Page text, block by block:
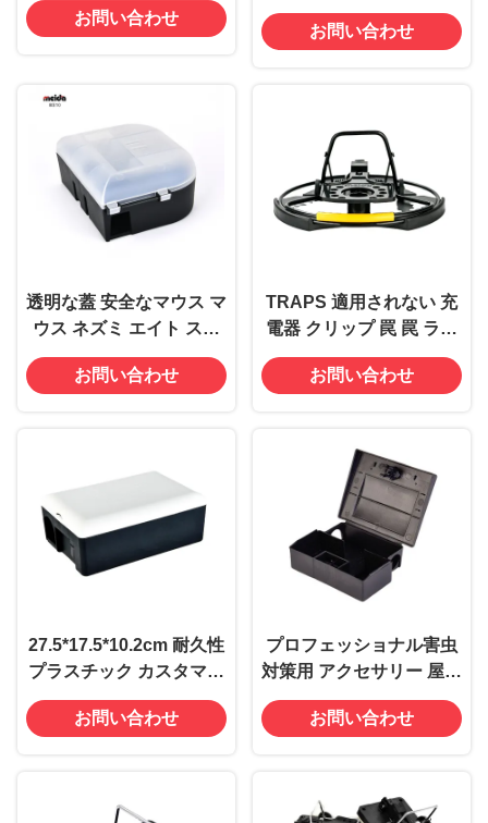
お問い合わせ
トラップ カート
52x41x26cm
お問い合わせ
透明な蓋 安全なマウス マ
ウス ネズミ エイト ステ
ーション 罠 ボックス キ
ャッチャー 香り 無
お問い合わせ
TRAPS 適用されない 充
電器 クリップ 罠 罠 ラッ
ト 罠 最大限の結果のため
の設計
お問い合わせ
27.5*17.5*10.2cm 耐久性
プラスチック カスタマイ
ズマウスマウスの罠 ネズ
ミネズミの餌ステーショ
お問い合わせ
プロフェッショナル害虫
対策用 アクセサリー 屋内
多重キャッチ プラスチッ
ク マウス マウス 罠 ボッ
お問い合わせ